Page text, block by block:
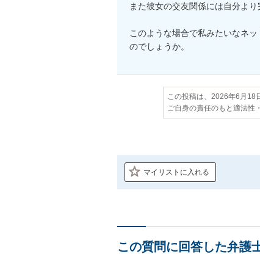
また彼女の交友関係には自分よ
このような場合で私みたいなネ
のでしょうか。
この投稿は、2026年6月18
ご自身の責任のもと適法性
マイリストに入れる
この質問に回答した弁護